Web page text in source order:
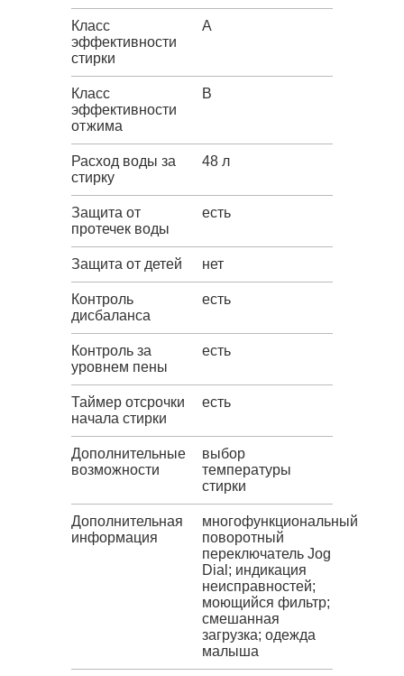
Класс
эффективности
стирки
A
Класс
эффективности
отжима
B
Расход воды за
стирку
48 л
Защита от
протечек воды
есть
Защита от детей нет
Контроль
дисбаланса
есть
Контроль за
уровнем пены
есть
Таймер отсрочки
начала стирки
есть
Дополнительные
возможности
выбор
температуры
стирки
Дополнительная
информация
многофункциональный
поворотный
переключатель Jog
Dial; индикация
неисправностей;
моющийся фильтр;
смешанная
загрузка; одежда
малыша